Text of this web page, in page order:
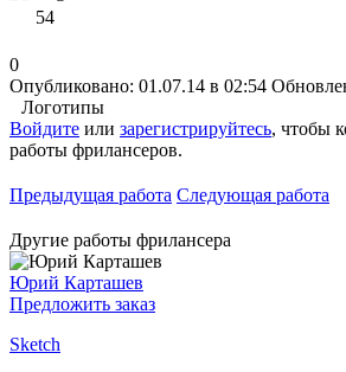
54
0
Опубликовано: 01.07.14 в 02:54
Логотипы
Войдите или зарегистрируйтесь, чтобы
работы фрилансеров.
Предыдущая работа Следующая работа
Другие работы фрилансера
Юрий Карташев
Предложить заказ
Sketch